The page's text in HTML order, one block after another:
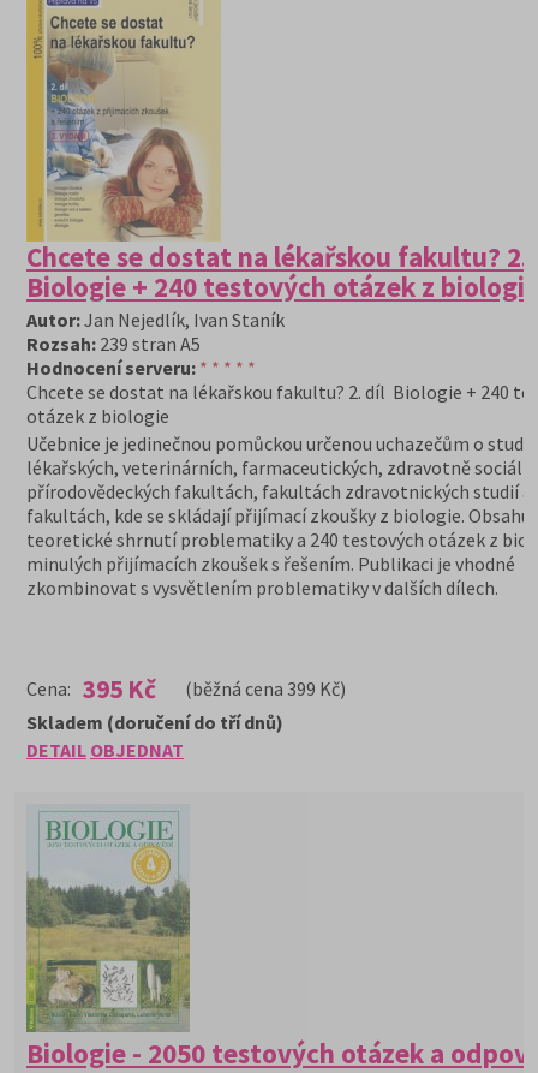
Chcete se dostat na lékařskou fakultu? 2.
Biologie + 240 testových otázek z biologie
Autor:Jan Nejedlík, Ivan Staník
Rozsah: 239 stran A5
Hodnocení serveru: * * * * *
Chcete se dostat na lékařskou fakultu? 2. díl Biologie + 240
otázek z biologie
Učebnice je jedinečnou pomůckou určenou uchazečům o
lékařských, veterinárních, farmaceutických, zdravotně
přírodovědeckých fakultách, fakultách zdravotnických studií a
fakultách, kde se skládají přijímací zkoušky z biologie.
teoretické shrnutí problematiky a 240 testových otázek z
minulých přijímacích zkoušek s řešením. Publikaci je vhodné
zkombinovat s vysvětlením problematiky v dalších dílech.
Cena: 395 Kč (běžná cena 399 Kč)
DETAIL OBJEDNAT
Skladem (doručení do tří dnů)
Biologie - 2050 testových otázek a